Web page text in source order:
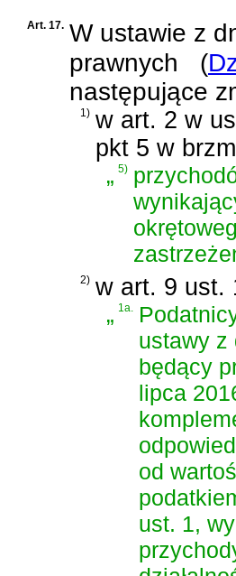
Art. 17. W ustawie z
prawnych
(
następujące
1) w art. 2 w
pkt 5 w
„5)
2) w art. 9 ust.
„1a.
ustawy z
będący
lipca
od
ust. 1,